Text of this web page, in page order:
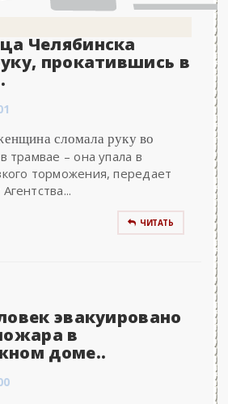
Челябинска
прокатившись в
сломала руку во
трамвае – она упала в
торможения, передает
ЧИТАТЬ
эвакуировано
в
доме..